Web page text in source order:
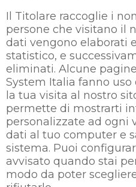
Il Titolare raccoglie i
persone che visitano il
dati vengono elaborati
statistico, e
eliminati. Alcune
System Italia fanno
la tua visita al nostro
permette di mostrarti
personalizzate ad ogni
dati al tuo computer e
sistema. Puoi
avvisato quando stai
modo da poter